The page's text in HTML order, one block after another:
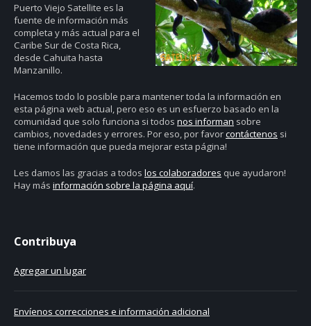
Puerto Viejo Satellite es la
fuente de información más
completa y más actual para el
Caribe Sur de Costa Rica,
desde Cahuita hasta
Manzanillo.
Hacemos todo lo posible para mantener toda la información en
esta página web actual, pero eso es un esfuerzo basado en la
comunidad que solo funciona si todos nos informan sobre
cambios, novedades y errores. Por eso, por favorcontáctenos si
tiene información que pueda mejorar esta página!
Les damos las gracias a todos los colaboradores que ayudaron!
Hay más información sobre la página aquí.
Contribuya
Agregar un lugar
Envíenos correcciones e información adicional